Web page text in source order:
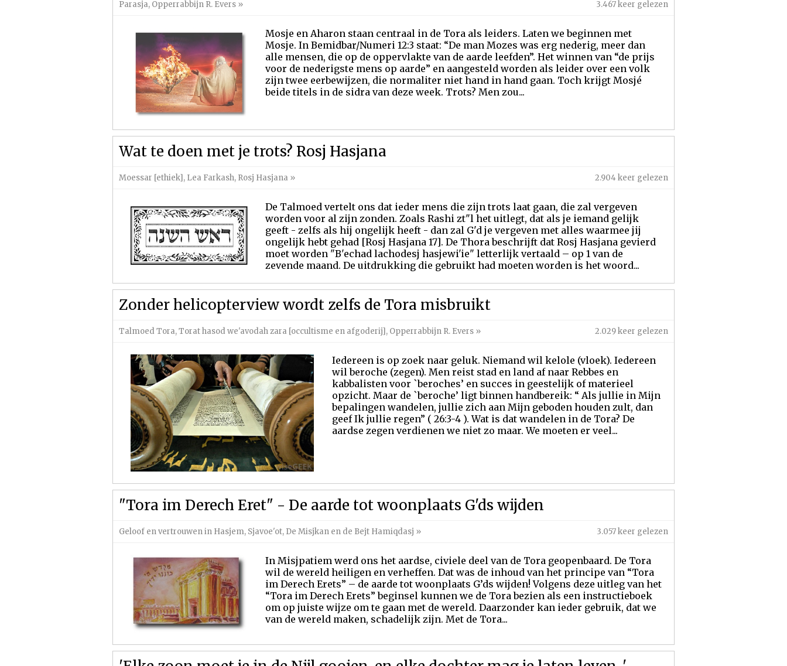
Parasja, Opperrabbijn R. Evers » 3.467 keer gelezen
Mosje en Aharon staan centraal in de Tora als leiders. Laten we beginnen met
Mosje. In Bemidbar/Numeri 12:3 staat: “De man Mozes was erg nederig, meer dan
alle mensen, die op de oppervlakte van de aarde leefden”. Het winnen van “de prijs
voor de nederigste mens op aarde” en aangesteld worden als leider over een volk
zijn twee eerbewijzen, die normaliter niet hand in hand gaan. Toch krijgt Mosjé
beide titels in de sidra van deze week. Trots? Men zou...
Wat te doen met je trots? Rosj Hasjana
Moessar [ethiek], Lea Farkash, Rosj Hasjana » 2.904 keer gelezen
De Talmoed vertelt ons dat ieder mens die zijn trots laat gaan, die zal vergeven
worden voor al zijn zonden. Zoals Rashi zt"l het uitlegt, dat als je iemand gelijk
geeft - zelfs als hij ongelijk heeft - dan zal G'd je vergeven met alles waarmee jij
ongelijk hebt gehad [Rosj Hasjana 17]. De Thora beschrijft dat Rosj Hasjana gevierd
moet worden "B'echad lachodesj hasjewi'ie" letterlijk vertaald – op 1 van de
zevende maand. De uitdrukking die gebruikt had moeten worden is het woord...
Zonder helicopterview wordt zelfs de Tora misbruikt
Talmoed Tora,Torat hasod we'avodah zara [occultisme en afgoderij], Opperrabbijn R. Evers » 2.029 keer gelezen
Iedereen is op zoek naar geluk. Niemand wil kelole (vloek). Iedereen
wil beroche (zegen). Men reist stad en land af naar Rebbes en
kabbalisten voor `beroches’ en succes in geestelijk of materieel
opzicht. Maar de `beroche’ ligt binnen handbereik: “ Als jullie in Mijn
bepalingen wandelen, jullie zich aan Mijn geboden houden zult, dan
geef Ik jullie regen” ( 26:3-4 ). Wat is dat wandelen in de Tora? De
aardse zegen verdienen we niet zo maar. We moeten er veel...
"Tora im Derech Eret" - De aarde tot woonplaats G'ds wijden
Geloof en vertrouwen in Hasjem, Sjavoe'ot, De Misjkan en de Bejt Hamiqdasj » 3.057 keer gelezen
In Misjpatiem werd ons het aardse, civiele deel van de Tora geopenbaard. De Tora
wil de wereld heiligen en verheffen. Dat was de inhoud van het principe van “Tora
im Derech Erets” – de aarde tot woonplaats G’ds wijden! Volgens deze uitleg van het
“Tora im Derech Erets” beginsel kunnen we de Tora bezien als een instructieboek
om op juiste wijze om te gaan met de wereld. Daarzonder kan ieder gebruik, dat we
van de wereld maken, schadelijk zijn. Met de Tora...